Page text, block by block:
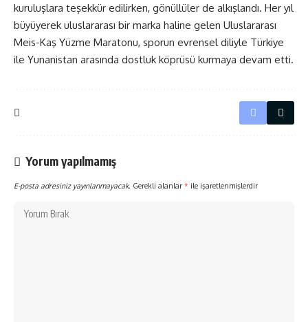
kuruluşlara teşekkür edilirken, gönüllüler de alkışlandı. Her yıl
büyüyerek uluslararası bir marka haline gelen Uluslararası
Meis-Kaş Yüzme Maratonu, sporun evrensel diliyle Türkiye
ile Yunanistan arasında dostluk köprüsü kurmaya devam etti.
Yorum yapılmamış
E-posta adresiniz yayınlanmayacak. Gerekli alanlar * ile işaretlenmişlerdir